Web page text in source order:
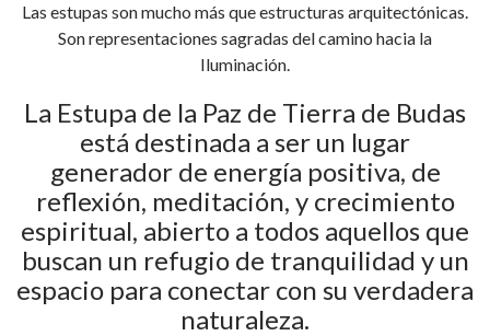
Las estupas son mucho más que estructuras arquitectónicas.
Son representaciones sagradas del camino hacia la
Iluminación.
La Estupa de la Paz de Tierra de Budas
está destinada a ser un lugar
generador de energía positiva, de
reflexión, meditación, y crecimiento
espiritual, abierto a todos aquellos que
buscan un refugio de tranquilidad y un
espacio para conectar con su verdadera
naturaleza.